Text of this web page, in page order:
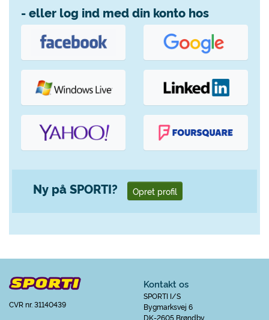
- eller log ind med din konto hos
Ny på SPORTI? Opret profil
CVR nr. 31140439
Kontakt os
SPORTI I/S
Bygmarksvej 6
DK-2605 Brøndby